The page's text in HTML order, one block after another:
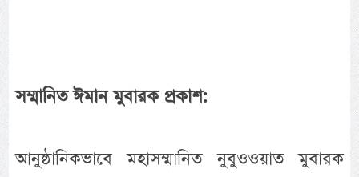
সম্মানিত ঈমান মুবারক প্রকাশ:
আনুষ্ঠানিকভাবে মহাসম্মানিত নুবুওওয়াত মুবারক